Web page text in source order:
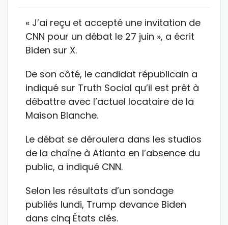
« J’ai reçu et accepté une invitation de
CNN pour un débat le 27 juin », a écrit
Biden sur X.
De son côté, le candidat républicain a
indiqué sur Truth Social qu’il est prêt à
débattre avec l’actuel locataire de la
Maison Blanche.
Le débat se déroulera dans les studios
de la chaîne à Atlanta en l’absence du
public, a indiqué CNN.
Selon les résultats d’un sondage
publiés lundi, Trump devance Biden
dans cinq États clés.